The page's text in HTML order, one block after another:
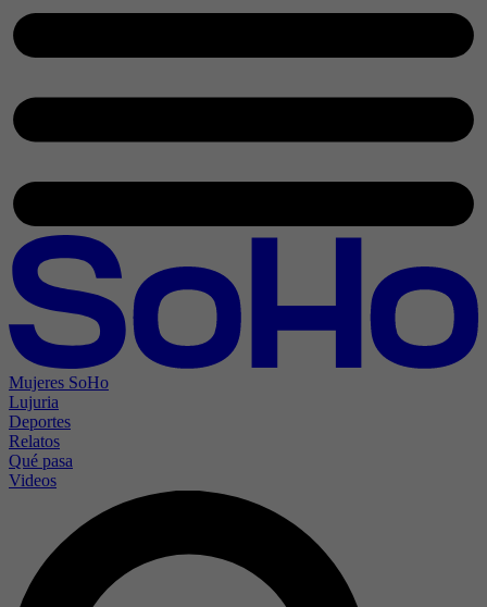
Mujeres SoHo
Lujuria
Deportes
Relatos
Qué pasa
Videos